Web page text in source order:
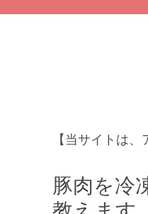
【当サイトは
豚肉を冷